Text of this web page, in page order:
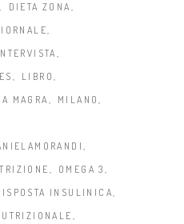
DIETA ZONA
LIBRO
MAGRA
MILANO
OMEGA 3
INSULINICA